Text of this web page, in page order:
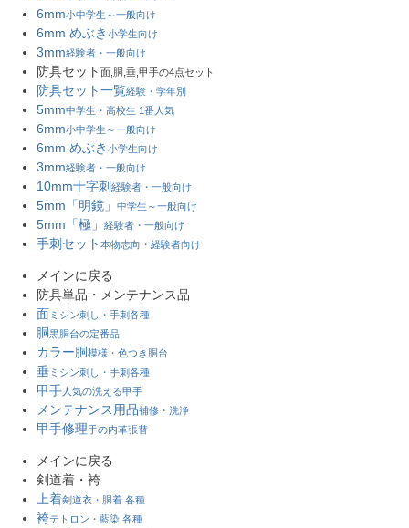
6mm小中学生～一般向け
6mm めぶき 小学生向け
3mm経験者・一般向け
防具セット 面,胴,垂,甲手の4点セット
防具セット一覧経験・学年別
5mm中学生・高校生 1番人気
6mm小中学生～一般向け
6mm めぶき 小学生向け
3mm経験者・一般向け
10mm十字刺 経験者・一般向け
5mm「明鏡」 中学生～一般向け
5mm「極」 経験者・一般向け
手刺セット 本物志向・経験者向け
メインに戻る
防具単品・メンテナンス品
面 ミシン刺し・手刺各種
胴黒胴台の定番品
カラー胴模様・色つき胴台
垂 ミシン刺し・手刺各種
甲手 人気の洗える甲手
メンテナンス用品補修・洗浄
甲手修理手の内革張替
メインに戻る
剣道着・袴
上着剣道衣・胴着 各種
袴テトロン・藍染 各種